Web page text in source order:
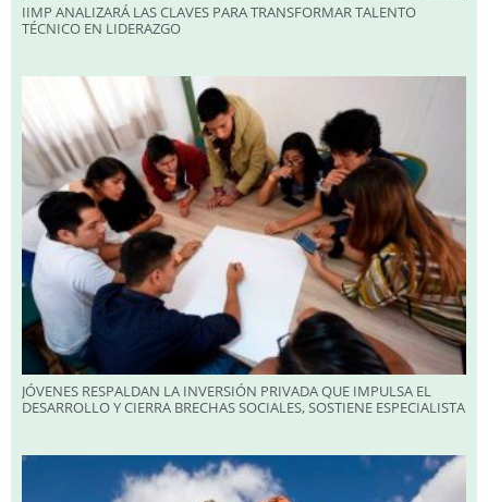
IIMP ANALIZARÁ LAS CLAVES PARA TRANSFORMAR TALENTO
TÉCNICO EN LIDERAZGO
JÓVENES RESPALDAN LA INVERSIÓN PRIVADA QUE IMPULSA EL
DESARROLLO Y CIERRA BRECHAS SOCIALES, SOSTIENE ESPECIALISTA